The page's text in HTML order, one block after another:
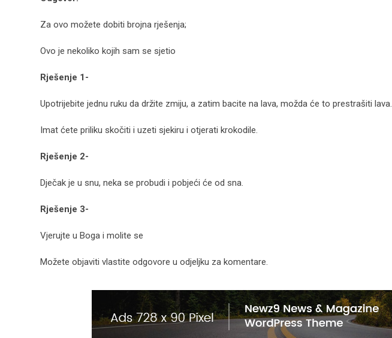
Za ovo možete dobiti brojna rješenja;
Ovo je nekoliko kojih sam se sjetio
Rješenje 1-
Upotrijebite jednu ruku da držite zmiju, a zatim bacite na lava, možda će to prestrašiti lava.
Imat ćete priliku skočiti i uzeti sjekiru i otjerati krokodile.
Rješenje 2-
Dječak je u snu, neka se probudi i pobjeći će od sna.
Rješenje 3-
Vjerujte u Boga i molite se
Možete objaviti vlastite odgovore u odjeljku za komentare.